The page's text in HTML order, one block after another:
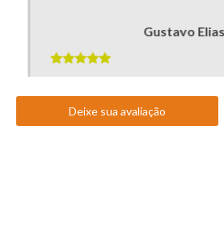
Gustavo Elias
Deixe sua avaliação